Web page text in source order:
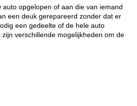
auto opgelopen of aan die van iemand
een deuk gerepareerd zonder dat er
een gedeelte of de hele auto
verschillende mogelijkheden om de